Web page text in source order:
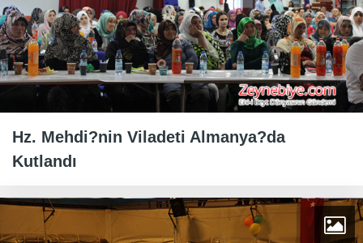
Hz. Mehdi?nin Viladeti Almanya?da
Kutlandı